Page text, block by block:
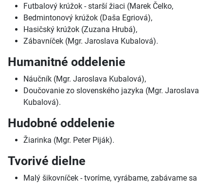
Futbalový krúžok - starší žiaci (Marek Čelko,
Bedmintonový krúžok (Daša Egriová),
Hasičský krúžok (Zuzana Hrubá),
Zábavníček (Mgr. Jaroslava Kubalová).
Humanitné oddelenie
Náučník (Mgr. Jaroslava Kubalová),
Doučovanie zo slovenského jazyka (Mgr. Jaroslava
Kubalová).
Hudobné oddelenie
Žiarinka (Mgr. Peter Piják).
Tvorivé dielne
Malý šikovníček - tvoríme, vyrábame, zabávame sa